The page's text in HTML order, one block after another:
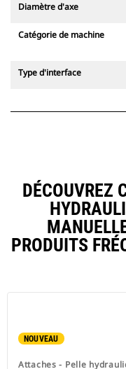
Diamètre d'axe
Catégorie de machine
Type d'interface
DÉCOUVREZ
PRODUITS
NOUVEAU
Attaches - Pelle